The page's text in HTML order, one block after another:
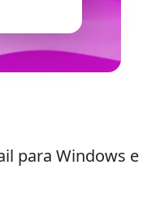
para Windows e